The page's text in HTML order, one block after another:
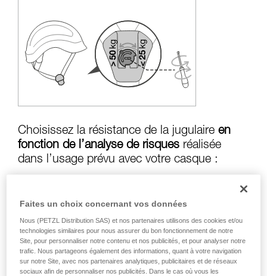
informations de la notice technique pour
pouvoir comprendre ce complément
d’informations.
Maîtriser ces techniques nécessite une
formation et un entraînement spécifique. Validez
avec un professionnel votre capacité à refaire
liées à votre activité. Il peut en exister d’autres
que nous ne décrivons pas ici.
Choisissez la résistance de la jugulaire en
fonction de l’analyse de risques réalisée
dans l’usage prévu avec votre casque :
Risque de perte en cas de chute :jugulaire
en position résistance supérieure à 50 kg
Risque d’étranglement en cas d’accrochage
Faites un choix concernant vos données
Nous (PETZL Distribution SAS) et nos partenaires utilisons des cookies et/ou
technologies similaires pour nous assurer du bon fonctionnement de notre
Site, pour personnaliser notre contenu et nos publicités, et pour analyser notre
trafic. Nous partageons également des informations, quant à votre navigation
sur notre Site, avec nos partenaires analytiques, publicitaires et de réseaux
sociaux afin de personnaliser nos publicités. Dans le cas où vous les